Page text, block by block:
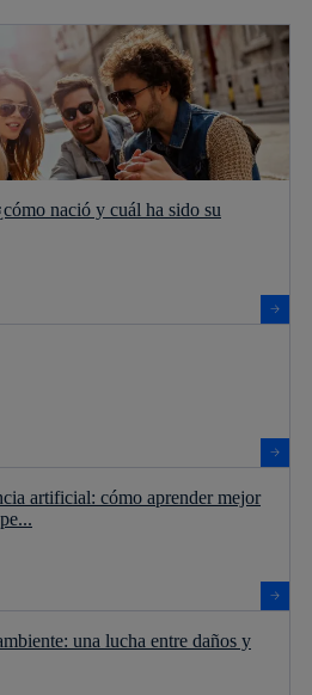
nació y cuál ha sido su
artificial: cómo aprender mejor
una lucha entre daños y